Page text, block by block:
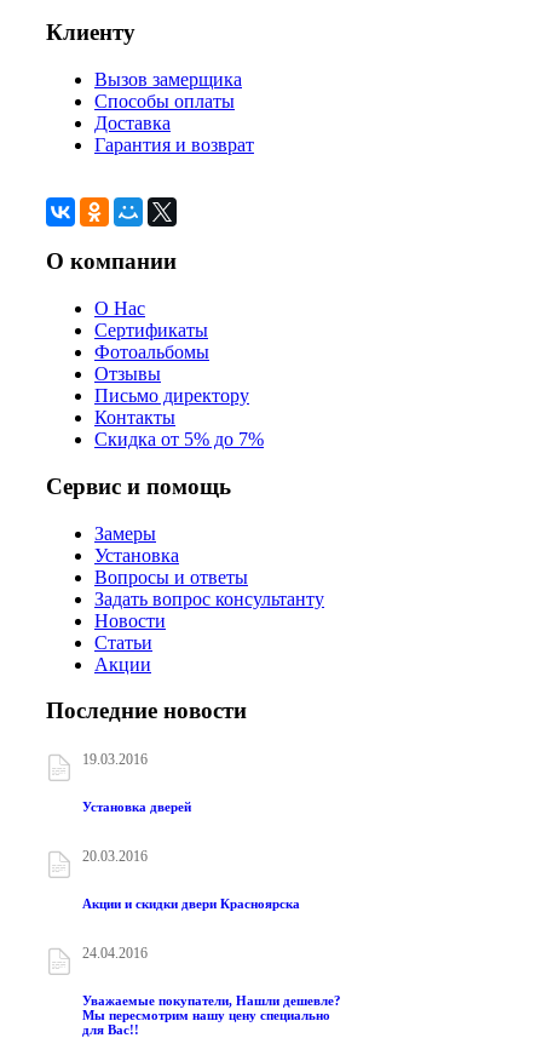
Клиенту
Вызов замерщика
Способы оплаты
Доставка
Гарантия и возврат
О компании
О Нас
Сертификаты
Фотоальбомы
Отзывы
Письмо директору
Контакты
Скидка от 5% до 7%
Сервис и помощь
Замеры
Установка
Вопросы и ответы
Задать вопрос консультанту
Новости
Статьи
Акции
Последние новости
19.03.2016
Установка дверей
20.03.2016
Акции и скидки двери Красноярска
24.04.2016
Уважаемые покупатели, Нашли дешевле?
Мы пересмотрим нашу цену специально
для Вас!!